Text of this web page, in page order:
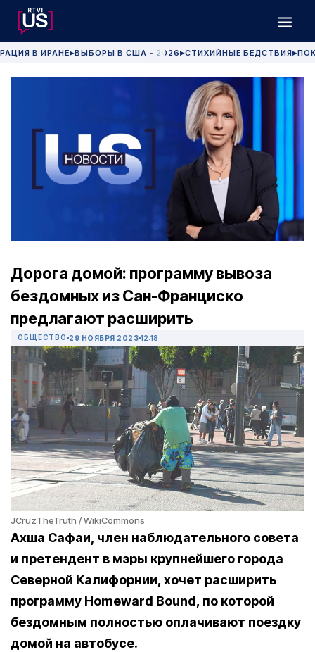
В ИРАНЕ▶ВЫБОРЫ В США - 2026 ▶СТИХИЙНЫЕ БЕДСТВИЯ▶
Дорога домой: программу вывоза
бездомных из Сан-Франциско
предлагают расширить
ОБЩЕСТВО 29 НОЯБРЯ 2023 12:18
JCruzTheTruth / WikiCommons
Ахша Сафаи, член наблюдательного совета
и претендент в мэры крупнейшего города
Северной Калифорнии, хочет расширить
программу Homeward Bound, по которой
бездомным полностью оплачивают поездку
домой на автобусе.